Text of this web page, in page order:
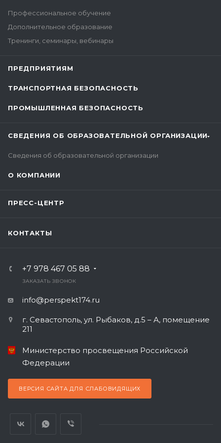
+7 (347) 201 55 02
Москва, ул. Коминтерна, дом 7,
г. Миасс, ул. Лихачева, 20
+7 (3513) 25-06-10
Профессиональное обучение
Дополнительное образование
Тренинги, семинары, вебинары
ПРЕДПРИЯТИЯМ
ТРАНСПОРТНАЯ БЕЗОПАСНОСТЬ
ПРОМЫШЛЕННАЯ БЕЗОПАСНОСТЬ
СВЕДЕНИЯ ОБ ОБРАЗОВАТЕЛЬНОЙ ОРГАНИЗАЦИИ
Сведения об образовательной организации
О КОМПАНИИ
ПРЕСС-ЦЕНТР
КОНТАКТЫ
+7 978 467 05 88
ЗАКАЗАТЬ ЗВОНОК
info@perspekt174.ru
г. Севастополь, ул. Рыбаков, д.5 – А, помещение
211
Министерство просвещения Российской
Федерации
ВЕРСИЯ САЙТА ДЛЯ СЛАБОВИДЯЩИХ